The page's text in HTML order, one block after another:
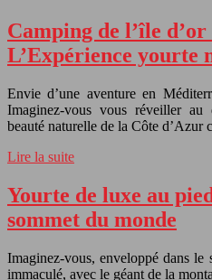
Camping de l’île
L’Expérience yourte
Envie d’une aventure en
Imaginez-vous vous réveiller
beauté naturelle de la Côte
Lire la suite
Yourte de luxe au
sommet du monde
Imaginez-vous, enveloppé dans le
immaculé, avec le géant de la